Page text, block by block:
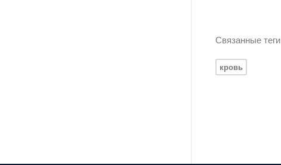
Связанные теги
кровь